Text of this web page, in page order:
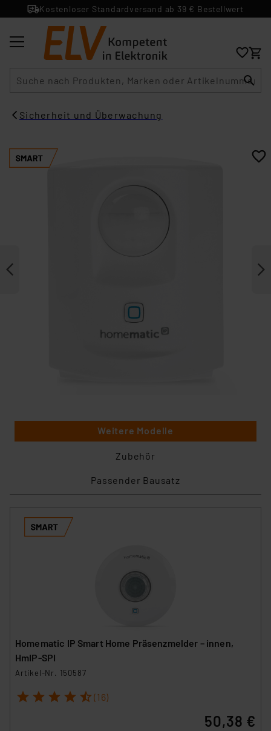
Kostenloser Standardversand ab 39 € Bestellwert
Sicherheit und Überwachung
Weitere Modelle
Zubehör
Passender Bausatz
Homematic IP Smart Home Präsenzmelder – innen,
HmIP-SPI
Artikel-Nr. 150587
1 2 3 4 5 (16)
50,38 €